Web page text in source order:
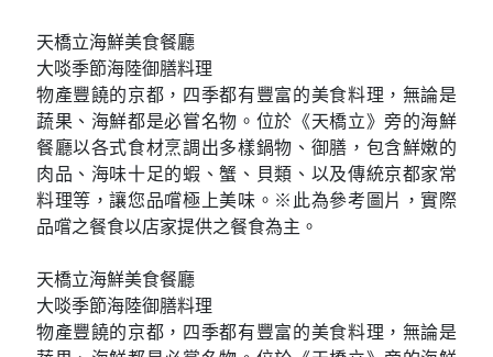
大阪人美食饗宴～心齋橋
集結大阪新鮮饗美味
心齋橋筋商店街全長約600公尺。包含連接前後的其他
集了藥妝店、化妝品店、免稅店、百圓店、動漫人物
店、餐廳和咖啡店等，如果說想買的東西都可以在這
裡買到，一點也不過分。 ※自由行行程推薦